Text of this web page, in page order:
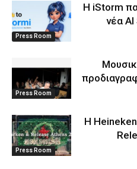
Press Room
Η iStorm
νέα
Press Room
Press Room
Η